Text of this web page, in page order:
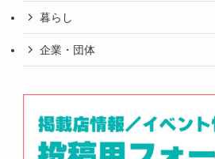
暮らし
企業・団体